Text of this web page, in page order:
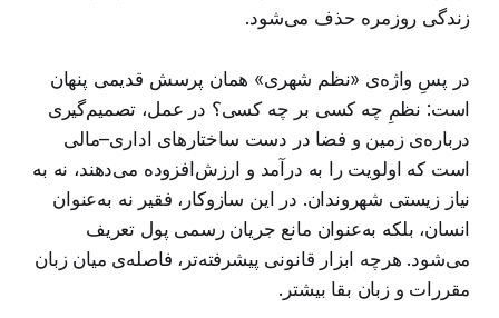
زندگی روزمره حذف می‌شود.
در پسِ واژه‌ی «نظم شهری» همان پرسش قدیمی پنهان
است: نظمِ چه کسی بر چه کسی؟ در عمل، تصمیم‌گیری
درباره‌ی زمین و فضا در دست ساختارهای اداری–مالی
است که اولویت را به درآمد و ارزش‌افزوده می‌دهند، نه به
نیاز زیستی شهروندان. در این سازوکار، فقیر نه به‌عنوان
انسان، بلکه به‌عنوان مانع جریان رسمی پول تعریف
می‌شود. هرچه ابزار قانونی پیشرفته‌تر، فاصله‌ی میان زبان
مقررات و زبان بقا بیشتر.